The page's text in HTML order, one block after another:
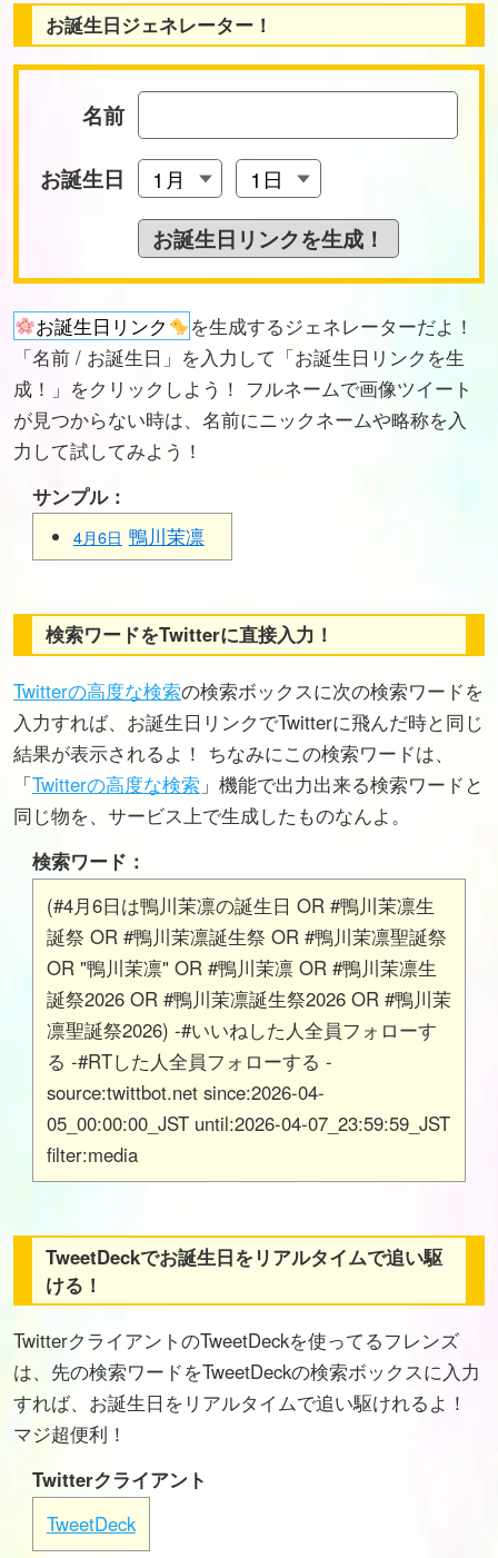
お誕生日ジェネレーター！
名前
お誕生日
お誕生日リンク
を生成するジェネレーターだよ！
「名前 / お誕生日」を入力して「お誕生日リンクを生
成！」をクリックしよう！ フルネームで画像ツイート
が見つからない時は、名前にニックネームや略称を入
力して試してみよう！
サンプル：
4月6日 鴨川茉凛
検索ワードをTwitterに直接入力！
Twitterの高度な検索の検索ボックスに次の検索ワードを
入力すれば、お誕生日リンクでTwitterに飛んだ時と同じ
結果が表示されるよ！ ちなみにこの検索ワードは、
「Twitterの高度な検索 」機能で出力出来る検索ワードと
同じ物を、サービス上で生成したものなんよ。
検索ワード：
(#4月6日は鴨川茉凛の誕生日 OR #鴨川茉凛生
誕祭 OR #鴨川茉凛誕生祭 OR #鴨川茉凛聖誕祭
OR "鴨川茉凛" OR #鴨川茉凛 OR #鴨川茉凛生
誕祭2026 OR #鴨川茉凛誕生祭2026 OR #鴨川茉
凛聖誕祭2026) -#いいねした人全員フォローす
る -#RTした人全員フォローする -
source:twittbot.net since:2026-04-
05_00:00:00_JST until:2026-04-07_23:59:59_JST
filter:media
TweetDeckでお誕生日をリアルタイムで追い駆
ける！
TwitterクライアントのTweetDeckを使ってるフレンズ
は、先の検索ワードをTweetDeckの検索ボックスに入力
すれば、お誕生日をリアルタイムで追い駆けれるよ！
マジ超便利！
Twitterクライアント
TweetDeck